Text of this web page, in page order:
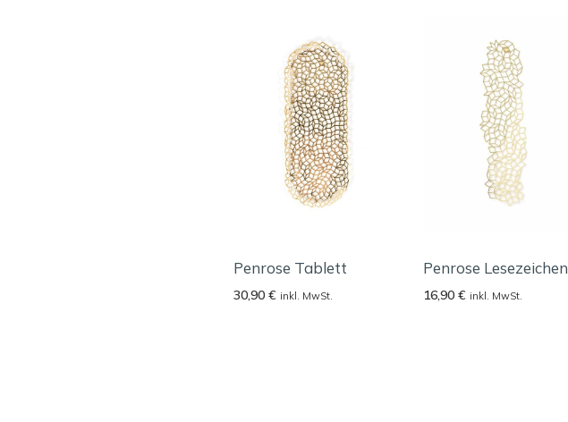
Penrose Tablett
30,90€ inkl. MwSt.
Penrose Lesezeichen
16,90€ inkl. MwSt.